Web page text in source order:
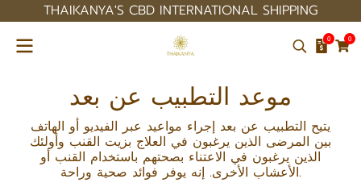
THAIKANYA'S CBD INTERNATIONAL SHIPPING
0 0
موعد التطبيب عن بعد
يتيح التطبيب عن بعد إجراء مواعيد عبر الفيديو أو الهاتف
بين المرضى الذين يرغبون في العلاج بزيت القنب وأولئك
الذين يرغبون في الاعتناء بصحتهم باستخدام القنب أو
الأعشاب الأخرى. إنه يوفر فوائد صحية وراحة.